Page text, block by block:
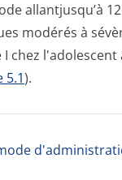
allantjusqu’à
modérés à
chez l'adolescent
).